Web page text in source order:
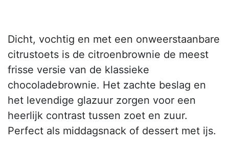
Dicht, vochtig en met een onweerstaanbare
citrustoets is de citroenbrownie de meest
frisse versie van de klassieke
chocoladebrownie. Het zachte beslag en
het levendige glazuur zorgen voor een
heerlijk contrast tussen zoet en zuur.
Perfect als middagsnack of dessert met ijs.